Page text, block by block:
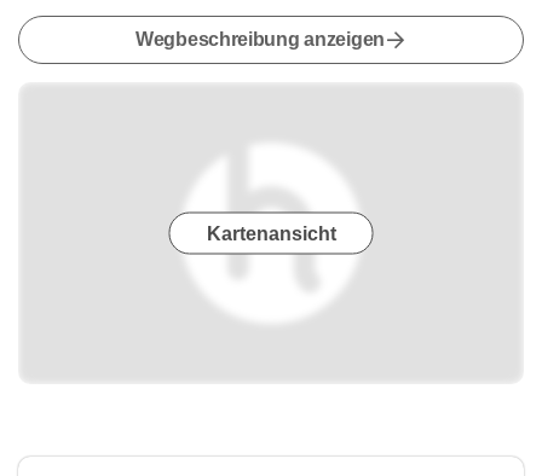
Wegbeschreibung anzeigen
Kartenansicht